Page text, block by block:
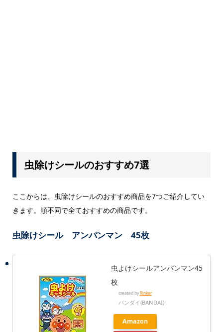
虫除けシールのおすすめ7選
ここからは、虫除けシールのおすすめ商品を7つご紹介してい
きます。順不同で全ておすすめの商品です。
虫除けシール アンパンマン 45枚
虫よけシールアンパンマン45
枚
created byRinker
バンダイ(BANDAI)
Amazon